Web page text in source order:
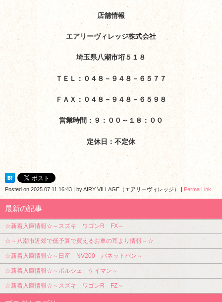
店舗情報
エアリーヴィレッジ株式会社
埼玉県八潮市垳５１８
ＴＥＬ：０４８－９４８－６５７７
ＦＡＸ：０４８－９４８－６５９８
営業時間：９：００～１８：００
定休日：不定休
Posted on 2025.07.11 16:43 | byAIRY VILLAGE（エアリーヴィレッジ） | Perma Link
最新の記事
☆新着入庫情報☆～スズキ ワゴンR FX～
☆～八潮市近郊で低予算で買えるお車の耳より情報～☆
☆新着入庫情報☆～日産 NV200 バネットバン～
☆新着入庫情報☆～ポルシェ ケイマン～
☆新着入庫情報☆～スズキ ワゴンR FZ～